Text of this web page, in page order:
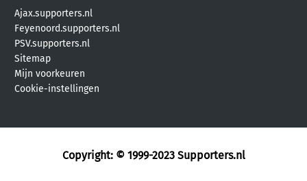
Ajax.supporters.nl
Feyenoord.supporters.nl
PSV.supporters.nl
Sitemap
Mijn voorkeuren
Cookie-instellingen
Copyright: © 1999-2023 Supporters.nl